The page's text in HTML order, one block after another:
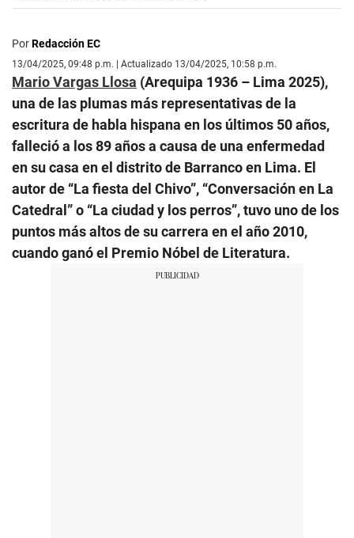
PorRedacción EC
13/04/2025, 09:48 p.m. | Actualizado 13/04/2025, 10:58 p.m.
Mario Vargas Llosa (Arequipa 1936 – Lima 2025),
una de las plumas más representativas de la
escritura de habla hispana en los últimos 50 años,
falleció a los 89 años a causa de una enfermedad
en su casa en el distrito de Barranco en Lima. El
autor de “La fiesta del Chivo”, “Conversación en La
Catedral” o “La ciudad y los perros”, tuvo uno de los
puntos más altos de su carrera en el año 2010,
cuando ganó el Premio Nóbel de Literatura.